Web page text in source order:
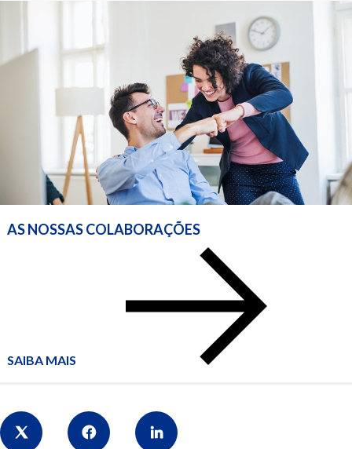
AS NOSSAS COLABORAÇÕES
SAIBA MAIS
Share